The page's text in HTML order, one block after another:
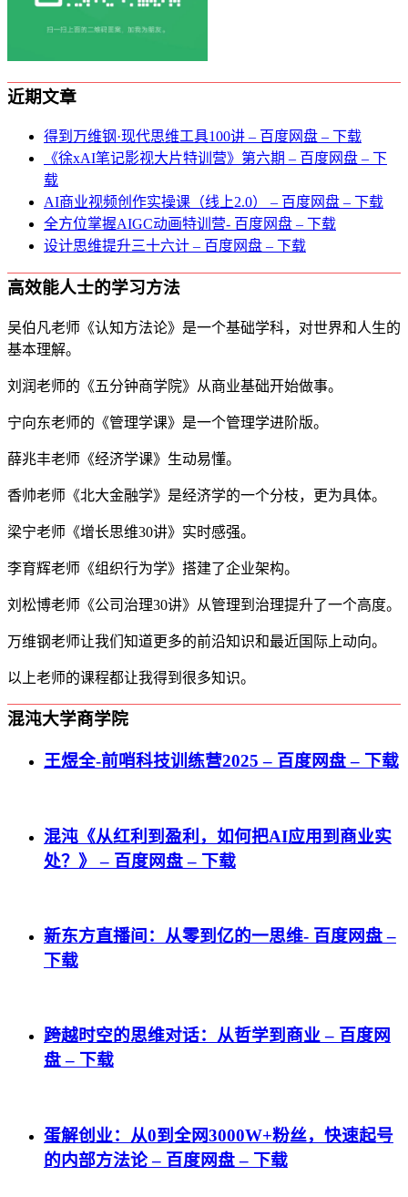
近期文章
得到万维钢·现代思维⼯具100讲 – 百度网盘 – 下载
《徐xAI笔记影视大片特训营》第六期 – 百度网盘 – 下
载
AI商业视频创作实操课（线上2.0） – 百度网盘 – 下载
全方位掌握AIGC动画特训营- 百度网盘 – 下载
设计思维提升三十六计 – 百度网盘 – 下载
高效能人士的学习方法
吴伯凡老师《认知方法论》是一个基础学科，对世界和人生的
基本理解。
刘润老师的《五分钟商学院》从商业基础开始做事。
宁向东老师的《管理学课》是一个管理学进阶版。
薛兆丰老师《经济学课》生动易懂。
香帅老师《北大金融学》是经济学的一个分枝，更为具体。
梁宁老师《增长思维30讲》实时感强。
李育辉老师《组织行为学》搭建了企业架构。
刘松博老师《公司治理30讲》从管理到治理提升了一个高度。
万维钢老师让我们知道更多的前沿知识和最近国际上动向。
以上老师的课程都让我得到很多知识。
混沌大学商学院
王煜全-前哨科技训练营2025 – 百度网盘 – 下载
混沌《从红利到盈利，如何把AI应用到商业实
处？》 – 百度网盘 – 下载
新东方直播间：从零到亿的一思维- 百度网盘 –
下载
跨越时空的思维对话：从哲学到商业 – 百度网
盘 – 下载
蛋解创业：从0到全网3000W+粉丝，快速起号
的内部方法论 – 百度网盘 – 下载